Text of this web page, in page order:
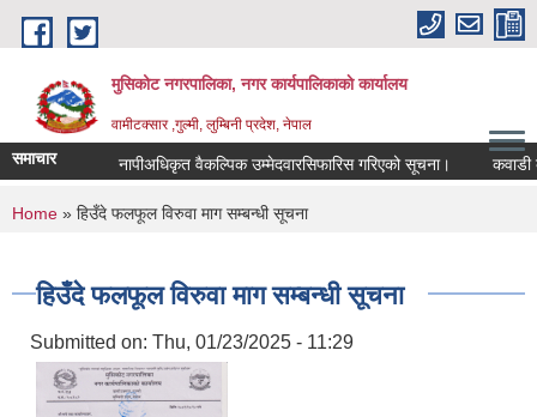
Skip to main content
मुसिकोट नगरपालिका, नगर कार्यपालिकाकाे कार्यालय
वामीटक्सार ,गुल्मी, लुम्बिनी प्रदेश, नेपाल
समाचार नापीअधिकृत वैकल्पिक उम्मेदवारसिफारिस गरिएको सूचना। कवाडी
You are here
Home » हिउँदे फलफूल विरुवा माग सम्बन्धी सूचना
हिउँदे फलफूल विरुवा माग सम्बन्धी सूचना
Submitted on: Thu, 01/23/2025 - 11:29